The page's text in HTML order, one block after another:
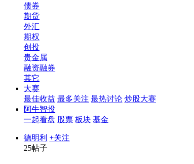
债券
期货
外汇
期权
创投
贵金属
融资融券
其它
大赛
最佳收益 最多关注 最热讨论 炒股大赛
阿牛智投
一起看盘 股票 板块 基金
德明利 +关注
25帖子